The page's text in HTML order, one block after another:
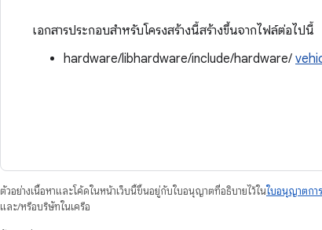
เอกสารประกอบสำหรับโครงสร้างนี้สร้างขึ้นจากไฟล์ต่อไปนี้
hardware/libhardware/include/hardware/
ตัวอย่างเนื้อหาและโค้ดในหน้าเว็บนี้ขึ้นอยู่กับใบอนุญาตที่อธิบายไว้ในใบอนุญาตกา
และ/หรือบริษัทในเครือ